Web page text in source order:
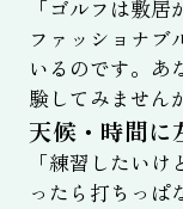
「ゴルフは敷
ファッショナブ
いるのです。あ
験してみません
天候・時間に
「練習したい
ったら打ちっ